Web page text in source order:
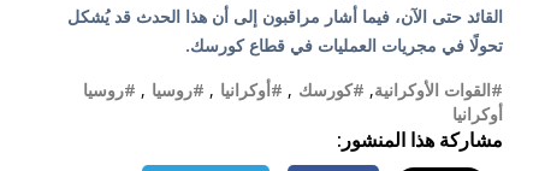
القائد حتى الآن، فيما أشار مراقبون إلى أن هذا الحدث قد يُشكل
تحولًا في مجريات العمليات في قطاع كورسك.
#القوات الأوكرانية, #كورسك , #أوكرانيا , #روسيا , #روسيا
أوكرانيا
مشاركة هذا المنشور: